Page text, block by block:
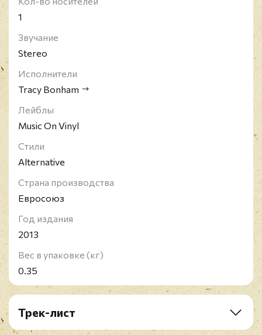
1
Звучание
Stereo
Исполнители
Tracy Bonham
Лейблы
Music On Vinyl
Стили
Alternative
Страна производства
Евросоюз
Год издания
2013
Вес в упаковке (кг)
0.35
Трек-лист
A1. Mother Mother